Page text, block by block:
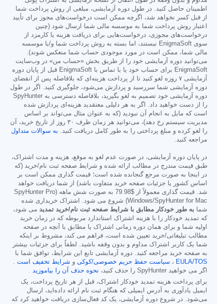
اطمینان حاصل کنید. در طول دوره آزمایشی، مبلغی از روش پرداخت شما
از قبل کسر نخواهد شد، اگرچه ممکن است درخواست‌های مجوز برای تأیید
اعتبار روش پرداخت شما به موسسه مالی شما ارسال شود (چنین
درخواست‌های مجوزی، درخواست‌هایی برای دریافت هزینه یا کارمزد از
سوی EnigmaSoft نیستند، اما بسته به روش پرداخت شما و/یا موسسه
مالی شما، ممکن است در مورد موجودی حساب شما منعکس شوند).
می‌توانید دوره آزمایشی خود را از طریق بخش «حساب من» در وب‌سایت
EnigmaSoft برای حساب خود یا با تماس با EnigmaSoft قبل از پایان دوره
آزمایشی ۷ روزه لغو کنید تا از پرداخت هزینه‌ای که بلافاصله پس از انقضای
دوره آزمایشی شما سررسید و پردازش می‌شود، جلوگیری کنید. اگر در طول
دوره آزمایشی خود تصمیم به لغو بگیرید، بلافاصله دسترسی به SpyHunter
را از دست خواهید داد. اگر به هر دلیلی معتقدید هزینه‌ای پردازش شده
است که مایل به انجام آن نبودید (که به عنوان مثال می‌تواند بر اساس
مدیریت سیستم رخ دهد)، می‌توانید هر زمان ظرف ۳۰ روز از تاریخ خرید، آن
را لغو کرده و مبلغ پرداختی را به طور کامل دریافت کنید. به سوالات متداول
مراجعه کنید.
در پایان دوره آزمایشی، در صورت عدم لغو به موقع، هزینه و مدت اشتراک،
طبق قیمت مندرج در مطالب ارائه شده و شرایط صفحه ثبت نام/خرید (که
در اینجا به صورت مرجع گنجانده شده است؛ قیمت گذاری ممکن است بر
اساس کشور یا جزئیات صفحه خرید متفاوت باشد) از شما دریافت خواهد
شد. قیمت گذاری معمولاً از $79.98
به صورت شش ماهه (SpyHunter Pro
Windows/SpyHunter for Mac) شروع می شود. اشتراک خریداری شده
شما به طور خودکار مطابق با شرایط صفحه ثبت نام/خرید تمدید می شود،
که تمدید خودکار را با هزینه اشتراک استاندارد مربوطه که در زمان خرید
اولیه شما و برای همان دوره زمانی اشتراک یا مطابق با آنچه در صفحه
مطالب تبلیغاتی/خرید تعیین شده است، فراهم می کند، مشروط بر اینکه
شما یک کاربر اشتراک مداوم و بدون وقفه باشید. لطفاً برای جزئیات بیشتر
به صفحه خرید مراجعه کنید. دوره آزمایشی تابع این شرایط، توافق شما با
EULA/TOS ، سیاست حفظ حریم خصوصی/کوکی و شرایط تخفیف است .
اگر می خواهید SpyHunter را حذف کنید،
نحوه حذف آن را بیاموزید .
برای پرداخت هزینه تمدید خودکار اشتراک، قبل از هر تاریخ پرداخت، یک
ایمیل یادآوری به آدرس ایمیلی که هنگام ثبت نام ارائه داده‌اید، ارسال
می‌شود. در شروع دوره آزمایشی، یک کد فعال‌سازی دریافت خواهید کرد که